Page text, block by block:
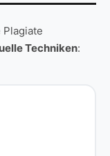
Techniken: